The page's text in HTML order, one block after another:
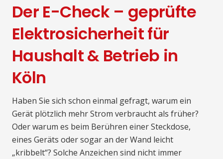
Der E-Check – geprüfte
Elektrosicherheit für
Haushalt & Betrieb in
Köln
Haben Sie sich schon einmal gefragt, warum ein
Gerät plötzlich mehr Strom verbraucht als früher?
Oder warum es beim Berühren einer Steckdose,
eines Geräts oder sogar an der Wand leicht
„kribbelt“? Solche Anzeichen sind nicht immer